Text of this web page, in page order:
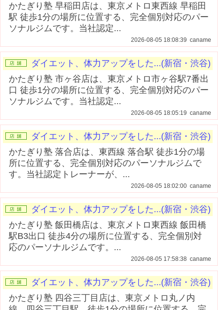
かたぎり塾 早稲田店は、東京メトロ東西線 早稲田
駅 徒歩1分の場所に位置する、完全個別対応のパー
ソナルジムです。当社認定...
2026-08-05 18:08:39 caname
ダイエット、体力アップをした...(新宿・渋谷)
かたぎり塾 市ヶ谷店は、東京メトロ市ヶ谷駅7番出
口 徒歩1分の場所に位置する、完全個別対応のパー
ソナルジムです。当社認定...
2026-08-05 18:05:19 caname
ダイエット、体力アップをした...(新宿・渋谷)
かたぎり塾 落合店は、東西線 落合駅 徒歩1分の場
所に位置する、完全個別対応のパーソナルジムで
す。当社認定トレーナーが、...
2026-08-05 18:02:00 caname
ダイエット、体力アップをした...(新宿・渋谷)
かたぎり塾 飯田橋店は、東京メトロ東西線 飯田橋
駅B3出口 徒歩4分の場所に位置する、完全個別対
応のパーソナルジムです。...
2026-08-05 17:58:38 caname
ダイエット、体力アップをした...(新宿・渋谷)
かたぎり塾 四谷三丁目店は、東京メトロ丸ノ内